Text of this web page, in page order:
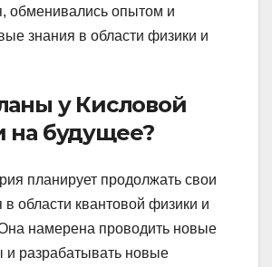
обменивались опытом и
знания в области физики и
у Кисловой
на будущее?
планирует продолжать свои
в области квантовой физики и
намерена проводить новые
и разрабатывать новые